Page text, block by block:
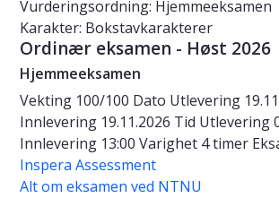
Vurderingsordning: Hjemmeeksamen
Karakter: Bokstavkarakterer
Ordinær eksamen - Høst 2026
Hjemmeeksamen
Vekting 100/100 Dato Utlevering
Innlevering 19.11.2026 Tid Utlevering
Innlevering 13:00 Varighet 4 timer
Inspera Assessment
Alt om eksamen ved NTNU